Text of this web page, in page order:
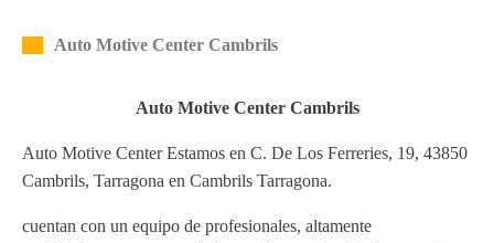
Auto Motive Center Cambrils
Auto Motive Center Cambrils
Auto Motive Center Estamos en C. De Los Ferreries, 19, 43850
Cambrils, Tarragona en Cambrils Tarragona.
cuentan con un equipo de profesionales, altamente